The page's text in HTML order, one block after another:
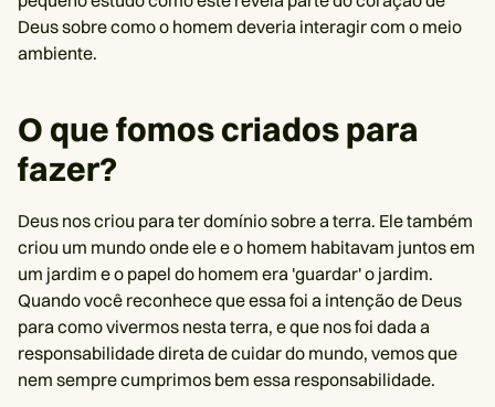
Deus sobre como o homem deveria interagir com o meio
ambiente.
O que fomos criados para
fazer?
Deus nos criou para ter domínio sobre a terra. Ele também
criou um mundo onde ele e o homem habitavam juntos em
um jardim e o papel do homem era 'guardar' o jardim.
Quando você reconhece que essa foi a intenção de Deus
para como vivermos nesta terra, e que nos foi dada a
responsabilidade direta de cuidar do mundo, vemos que
nem sempre cumprimos bem essa responsabilidade.